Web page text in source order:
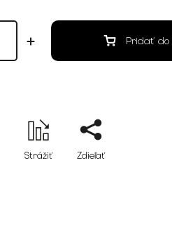
Pridať do
Strážiť Zdieľať